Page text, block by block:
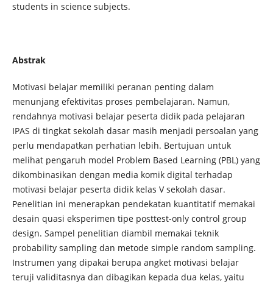
students in science subjects.
Abstrak
Motivasi belajar memiliki peranan penting dalam
menunjang efektivitas proses pembelajaran. Namun,
rendahnya motivasi belajar peserta didik pada pelajaran
IPAS di tingkat sekolah dasar masih menjadi persoalan yang
perlu mendapatkan perhatian lebih. Bertujuan untuk
melihat pengaruh model Problem Based Learning (PBL) yang
dikombinasikan dengan media komik digital terhadap
motivasi belajar peserta didik kelas V sekolah dasar.
Penelitian ini menerapkan pendekatan kuantitatif memakai
desain quasi eksperimen tipe posttest-only control group
design. Sampel penelitian diambil memakai teknik
probability sampling dan metode simple random sampling.
Instrumen yang dipakai berupa angket motivasi belajar
teruji validitasnya dan dibagikan kepada dua kelas, yaitu